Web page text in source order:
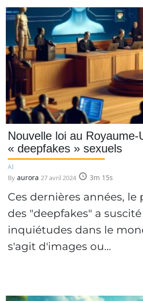
Nouvelle loi au
« deepfakes » sexuels
AI
By aurora 27 avril 2024 3m 15s
Ces dernières années,
des "deepfakes" a
inquiétudes dans le
s'agit d'images ou…